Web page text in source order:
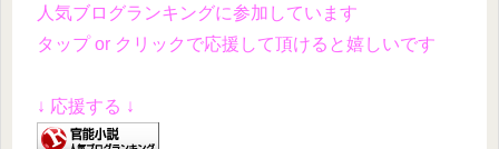
人気ブログランキングに参加しています
タップ or クリックで応援して頂けると嬉しいです
↓ 応援する ↓